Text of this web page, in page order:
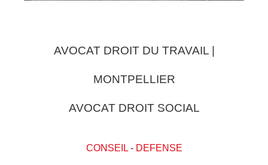
AVOCAT DROIT DU TRAVAIL |
MONTPELLIER
AVOCAT DROIT SOCIAL
CONSEIL- DEFENSE